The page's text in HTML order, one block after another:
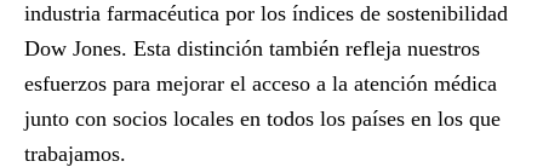
industria farmacéutica por los índices de sostenibilidad
Dow Jones. Esta distinción también refleja nuestros
esfuerzos para mejorar el acceso a la atención médica
junto con socios locales en todos los países en los que
trabajamos.